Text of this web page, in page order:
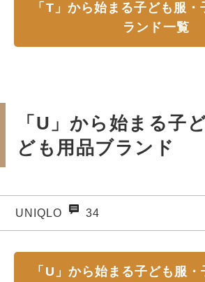
「T」から始まる子ども服
ランド一覧
「U」から始まる子
ども用品ブランド
UNIQLO 34
「U」から始まる子ども服